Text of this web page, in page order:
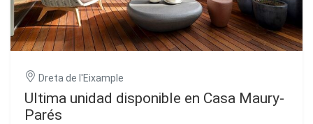
Dreta de l'Eixample
Ultima unidad disponible en Casa Maury-
Parés